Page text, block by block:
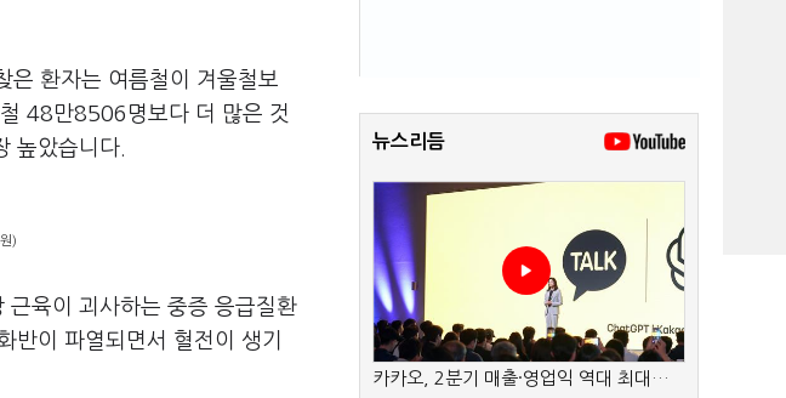
환자는 여름철이 겨울철보
48만8506명보다 더 많은 것
높았습니다.
)
근육이 괴사하는 중증 응급질환
반이 파열되면서 혈전이 생기
뉴스리듬
카카오, 2분기 매출·영업익 역대 최대…